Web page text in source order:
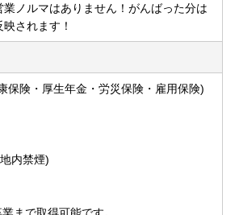
業ノルマはありません！がんばった分は
されます！
保険・厚生年金・労災保険・雇用保険)
内禁煙)
まで取得可能です。